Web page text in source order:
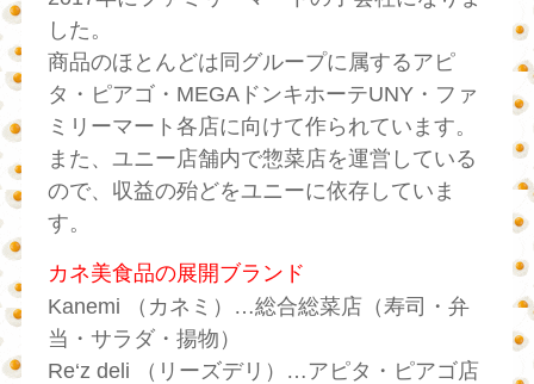
した。
商品のほとんどは同グループに属するアピ
タ・ピアゴ・MEGAドンキホーテUNY・ファ
ミリーマート各店に向けて作られています。
また、ユニー店舗内で惣菜店を運営している
ので、収益の殆どをユニーに依存していま
す。
カネ美食品の展開ブランド
Kanemi （カネミ）…総合総菜店（寿司・弁
当・サラダ・揚物）
Re‘z deli （リーズデリ）…アピタ・ピアゴ店